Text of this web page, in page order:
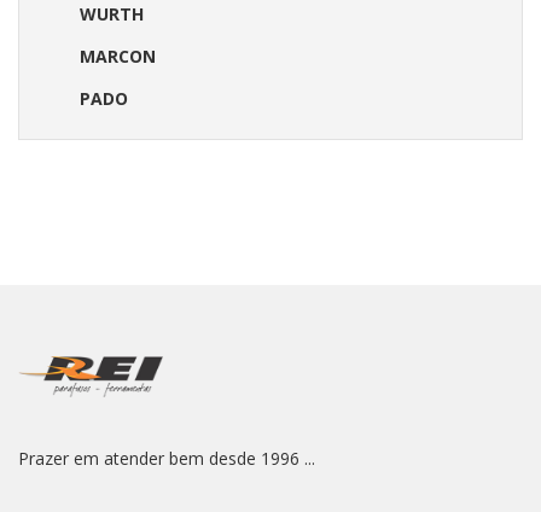
WURTH
MARCON
PADO
Prazer em atender bem desde 1996 ...